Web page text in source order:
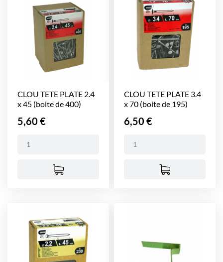
CLOU TETE PLATE 2.4
x 45 (boite de 400)
Prix
5,60 €
CLOU TETE PLATE 3.4
x 70 (boite de 195)
Prix
6,50 €